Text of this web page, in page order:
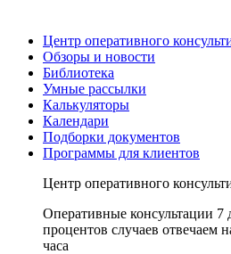
Центр оперативного
Обзоры и новости
Библиотека
Умные рассылки
Калькуляторы
Календари
Подборки документов
Программы для клиентов
Центр оперативного
Оперативные консультации
процентов случаев отвечаем
часа